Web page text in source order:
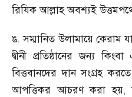
রিযিক আল্লাহ অবশ্যই
ঙ. সম্মানিত উলামায়ে কেরাম
দ্বীনী প্রতিষ্ঠানের জন্য
বিত্তবানদের দান সংগ্রহ
আপত্তিকর আচরণ করা হয়,